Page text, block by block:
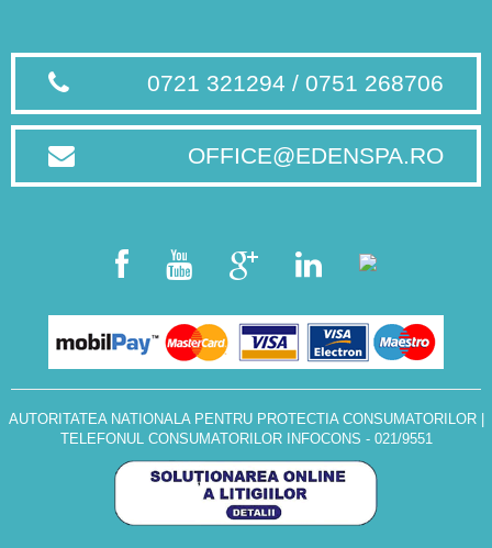
0721 321294 / 0751 268706
OFFICE@EDENSPA.RO
AUTORITATEA NATIONALA PENTRU PROTECTIA CONSUMATORILOR|
TELEFONUL CONSUMATORILOR INFOCONS - 021/9551